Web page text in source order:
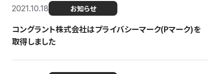
2021.10.18 お知らせ
コングラント株式会社はプライバシーマーク(Pマーク)を
取得しました